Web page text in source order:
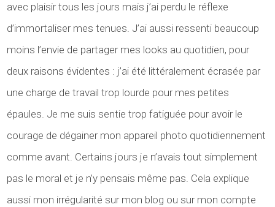
avec plaisir tous les jours mais j’ai perdu le réflexe
d’immortaliser mes tenues. J’ai aussi ressenti beaucoup
moins l’envie de partager mes looks au quotidien, pour
deux raisons évidentes : j’ai été littéralement écrasée par
une charge de travail trop lourde pour mes petites
épaules. Je me suis sentie trop fatiguée pour avoir le
courage de dégainer mon appareil photo quotidiennement
comme avant. Certains jours je n’avais tout simplement
pas le moral et je n’y pensais même pas. Cela explique
aussi mon irrégularité sur mon blog ou sur mon compte